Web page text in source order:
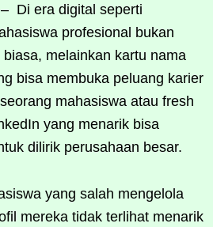
– Di era digital seperti
profesional bukan
melainkan kartu nama
bisa membuka peluang karier
mahasiswa atau fresh
yang menarik bisa
dilirik perusahaan besar.
yang salah mengelola
mereka tidak terlihat menarik